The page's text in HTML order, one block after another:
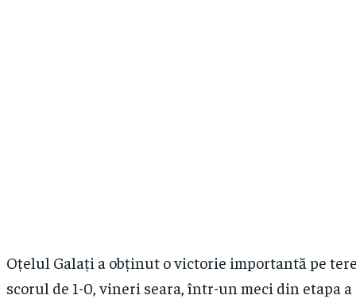
Oțelul Galați a obținut o victorie importantă pe
scorul de 1-0, vineri seara, într-un meci din etapa